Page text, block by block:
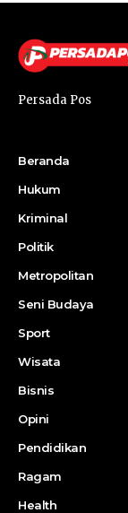
Persada Pos
Beranda
Hukum
Kriminal
Politik
Metropolitan
Seni Budaya
Sport
Wisata
Bisnis
Opini
Pendidikan
Ragam
Health